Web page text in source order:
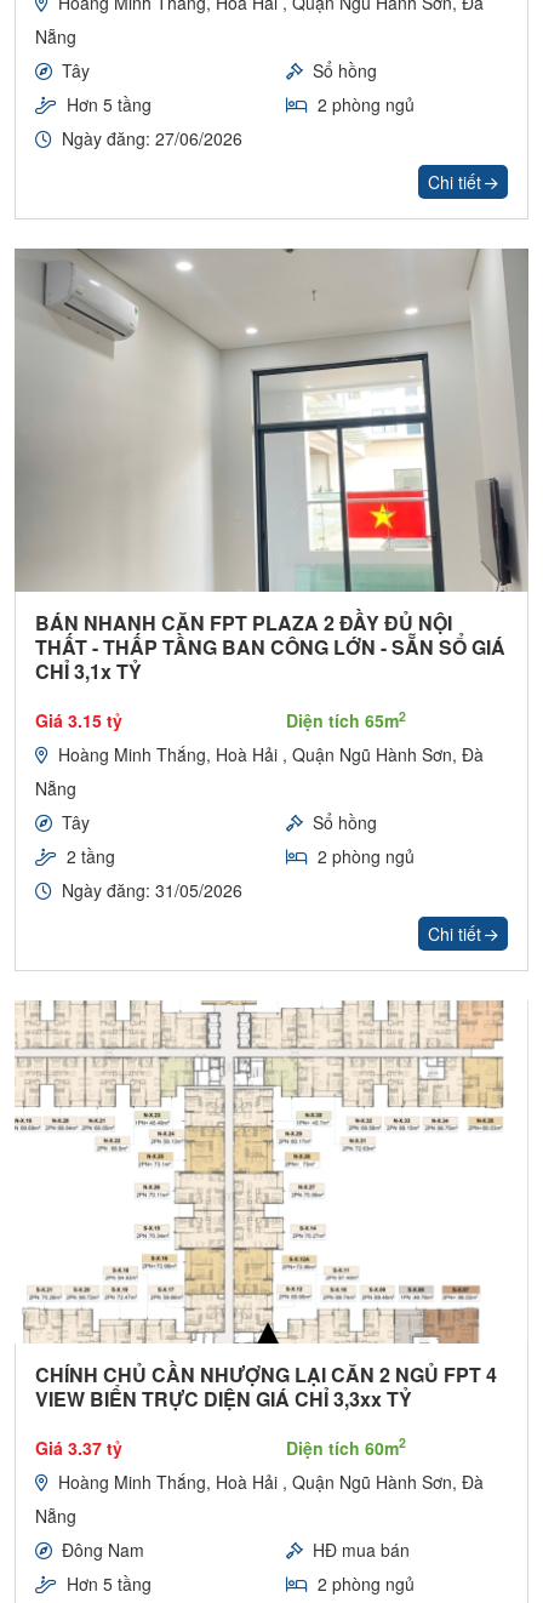
Nẵng
Tây
Sổ hồng
Hơn 5 tầng
2 phòng ngủ
Ngày đăng: 27/06/2026
Chi tiết
BÁN NHANH CĂN FPT PLAZA 2 ĐẦY ĐỦ NỘI
THẤT - THẤP TẦNG BAN CÔNG LỚN - SẴN SỔ GIÁ
CHỈ 3,1x TỶ
Giá 3.15 tỷ Diện tích 65m2
Hoàng Minh Thắng, Hoà Hải , Quận Ngũ Hành Sơn, Đà
Nẵng
Tây
Sổ hồng
2 tầng
2 phòng ngủ
Ngày đăng: 31/05/2026
Chi tiết
CHÍNH CHỦ CẦN NHƯỢNG LẠI CĂN 2 NGỦ FPT 4
VIEW BIỂN TRỰC DIỆN GIÁ CHỈ 3,3xx TỶ
Giá 3.37 tỷ Diện tích 60m2
Hoàng Minh Thắng, Hoà Hải , Quận Ngũ Hành Sơn, Đà
Nẵng
Đông Nam
HĐ mua bán
Hơn 5 tầng
2 phòng ngủ